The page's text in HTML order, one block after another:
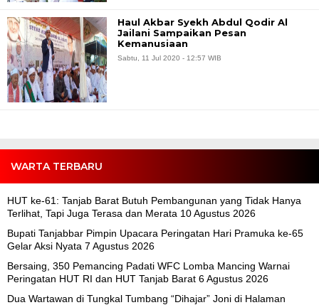
WARTA TERBARU
HUT ke-61: Tanjab Barat Butuh Pembangunan yang Tidak Hanya
Terlihat, Tapi Juga Terasa dan Merata 10 Agustus 2026
Bupati Tanjabbar Pimpin Upacara Peringatan Hari Pramuka ke-65
Gelar Aksi Nyata 7 Agustus 2026
Bersaing, 350 Pemancing Padati WFC Lomba Mancing Warnai
Peringatan HUT RI dan HUT Tanjab Barat 6 Agustus 2026
Dua Wartawan di Tungkal Tumbang “Dihajar” Joni di Halaman
Haul Akbar Syekh Abdul Qodir Al
Jailani Sampaikan Pesan
Kemanusiaan
Sabtu, 11 Jul 2020 - 12:57 WIB